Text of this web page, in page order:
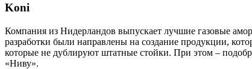
Koni
Компания из Нидерландов выпускает лучшие газовые
разработки были направлены на создание продукции,
которые не дублируют штатные стойки. При этом –
«Ниву».